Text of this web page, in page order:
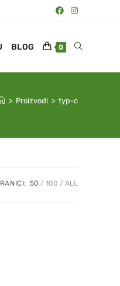
BLOG 0
> Proizvodi > typ-c
50 100 ALL